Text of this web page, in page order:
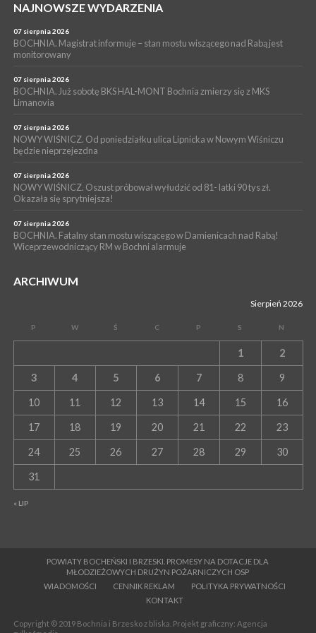
PIELGRZYMKA 2026
Z BOCHNI NA JASNĄ GÓRĘ. Drugi dzień wędrówki [ZDJĘCIA]
WYDARZENIA
NASZ NEWS. Powstał Komitet Ochrony Ładu
Przestrzennego Miasta Bochnia. To odpowiedź na działania
magistratu
NAJNOWSZE WYDARZENIA
07 sierpnia 2026
BOCHNIA. Magistrat informuje – stan mostu wiszącego nad Rabą jest
monitorowany
07 sierpnia 2026
BOCHNIA. Już sobotę BKS HAL-MONT Bochnia zmierzy się z MKS
Limanovia
07 sierpnia 2026
NOWY WIŚNICZ. Od poniedziałku ulica Lipnicka w Nowym Wiśniczu
będzie nieprzejezdna
07 sierpnia 2026
NOWY WIŚNICZ. Oszust próbował wyłudzić od 81- latki 90 tys zł.
Okazała się sprytniejsza!
07 sierpnia 2026
BOCHNIA. Fatalny stan mostu wiszącego w Damienicach nad Rabą!
Wiceprzewodniczący RM w Bochni alarmuje
ARCHIWUM
Sierpień 2026
P W Ś C P S N
« LIP
1 2
3 4 5 6 7 8 9
10 11 12 13 14 15 16
17 18 19 20 21 22 23
24 25 26 27 28 29 30
31
POWIATY BOCHEŃSKI I BRZESKI. PROMESY NA DOTACJE DLA
MŁODZIEŻOWYCH DRUŻYN POŻARNICZYCH OSP
WIADOMOŚCI
CENNIK REKLAM
POLITYKA PRYWATNOŚCI
KONTAKT
Copyright © 2019 Bochnia i Brzesko z bliska. Projekt graficzny: Agencja